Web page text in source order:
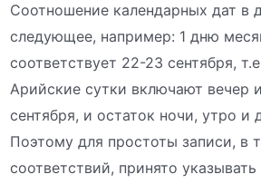
Соотношение календарных дат в
следующее, например: 1 дню
соответствует 22-23 сентября,
Арийские сутки включают вечер
сентября, и остаток ночи, утро и
Поэтому для простоты записи, в
соответствий, принято